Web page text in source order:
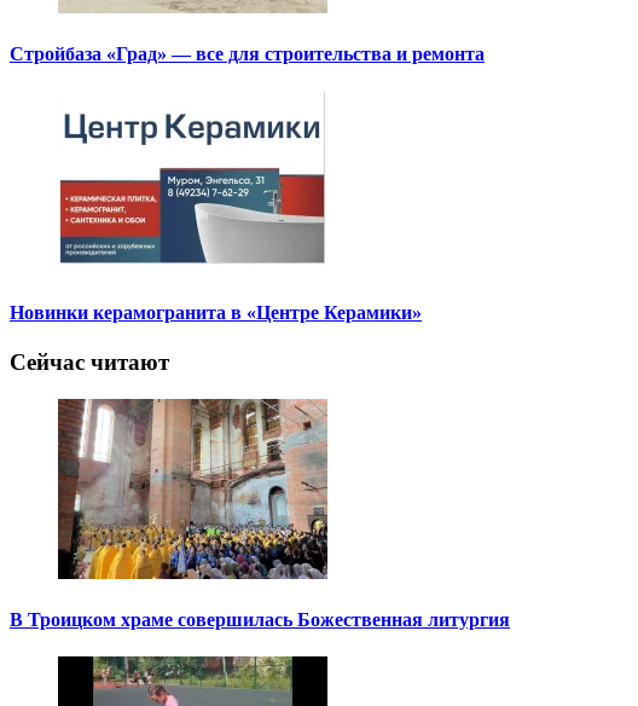
Стройбаза «Град» — все для строительства и ремонта
Новинки керамогранита в «Центре Керамики»
Сейчас читают
В Троицком храме совершилась Божественная литургия